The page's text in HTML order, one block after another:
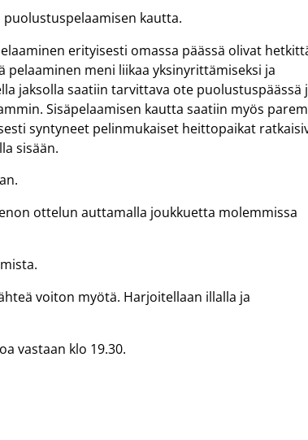
kautta.
erityisesti omassa päässä olivat
pelaaminen meni liikaa yksinyrittämiseksi ja
jaksolla saatiin tarvittava ote puolustuspäässä
Sisäpelaamisen kautta saatiin myös
syntyneet pelinmukaiset heittopaikat
sisään.
ottelun auttamalla joukkuetta molemmissa
voiton myötä. Harjoitellaan illalla ja
vastaan klo 19.30.